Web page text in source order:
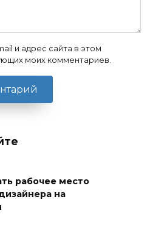
и адрес сайта в этом
моих комментариев.
рабочее место
на